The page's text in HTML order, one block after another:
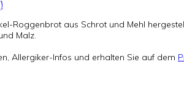
Roggenbrot aus Schrot und Mehl
Malz.
Allergiker-Infos und erhalten Sie auf dem